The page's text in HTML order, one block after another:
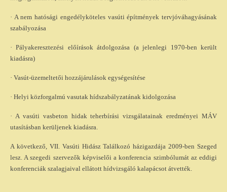
· A nem hatósági engedélyköteles vasúti építmények tervjóváhagyásának
szabályozása
· Pályakeresztezési előírások átdolgozása (a jelenlegi 1970-ben került
kiadásra)
· Vasút-üzemeltetői hozzájárulások egységesítése
· Helyi közforgalmú vasutak hídszabályzatának kidolgozása
· A vasúti vasbeton hidak teherbírási vizsgálatainak eredményei MÁV
utasításban kerüljenek kiadásra.
A következő, VII. Vasúti Hidász Találkozó házigazdája 2009-ben Szeged
lesz. A szegedi szervezők képviselői a konferencia szimbólumát az eddigi
konferenciák szalagjaival ellátott hídvizsgáló kalapácsot átvették.